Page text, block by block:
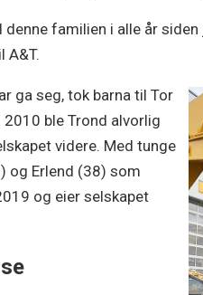
denne familien i alle år
A&T.
ga seg, tok barna til Tor
2010 ble Trond alvorlig
videre. Med tunge
og Erlend (38) som
og eier selskapet